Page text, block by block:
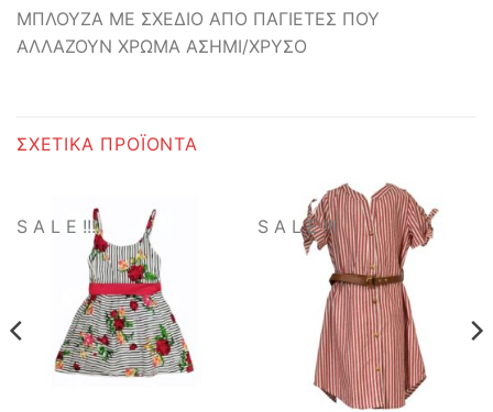
ΜΠΛΟΥΖΑ ΜΕ ΣΧΕΔΙΟ ΑΠΟ ΠΑΓΙΕΤΕΣ ΠΟΥ
ΑΛΛΑΖΟΥΝ ΧΡΩΜΑ ΑΣΗΜΙ/ΧΡΥΣΟ
ΣΧΕΤΙΚΆ ΠΡΟΪΌΝΤΑ
S A L E !!! S A L E !!!